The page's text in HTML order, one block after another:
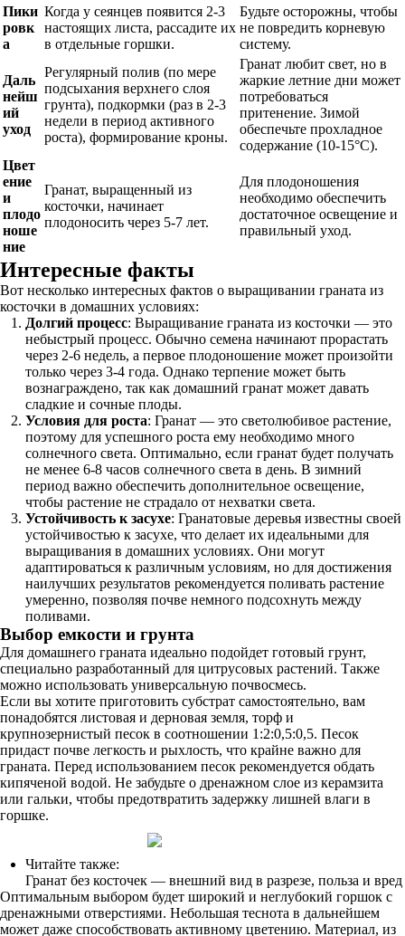
Пики
ровк
а
Когда у сеянцев появится 2-3
настоящих листа, рассадите их
в отдельные горшки.
Будьте осторожны, чтобы
не повредить корневую
систему.
Даль
нейш
ий
уход
Регулярный полив (по мере
подсыхания верхнего слоя
грунта), подкормки (раз в 2-3
недели в период активного
роста), формирование кроны.
Гранат любит свет, но в
жаркие летние дни может
потребоваться
притенение. Зимой
обеспечьте прохладное
содержание (10-15°C).
Цвет
ение
и
плодо
ноше
ние
Гранат, выращенный из
косточки, начинает
плодоносить через 5-7 лет.
Для плодоношения
необходимо обеспечить
достаточное освещение и
правильный уход.
Интересные факты
Вот несколько интересных фактов о выращивании граната из
косточки в домашних условиях:
Долгий процесс: Выращивание граната из косточки — это
небыстрый процесс. Обычно семена начинают прорастать
через 2-6 недель, а первое плодоношение может произойти
только через 3-4 года. Однако терпение может быть
вознаграждено, так как домашний гранат может давать
сладкие и сочные плоды.
Условия для роста: Гранат — это светолюбивое растение,
поэтому для успешного роста ему необходимо много
солнечного света. Оптимально, если гранат будет получать
не менее 6-8 часов солнечного света в день. В зимний
период важно обеспечить дополнительное освещение,
чтобы растение не страдало от нехватки света.
Устойчивость к засухе: Гранатовые деревья известны своей
устойчивостью к засухе, что делает их идеальными для
выращивания в домашних условиях. Они могут
адаптироваться к различным условиям, но для достижения
наилучших результатов рекомендуется поливать растение
умеренно, позволяя почве немного подсохнуть между
поливами.
Выбор емкости и грунта
Для домашнего граната идеально подойдет готовый грунт,
специально разработанный для цитрусовых растений. Также
можно использовать универсальную почвосмесь.
Если вы хотите приготовить субстрат самостоятельно, вам
понадобятся листовая и дерновая земля, торф и
крупнозернистый песок в соотношении 1:2:0,5:0,5. Песок
придаст почве легкость и рыхлость, что крайне важно для
граната. Перед использованием песок рекомендуется обдать
кипяченой водой. Не забудьте о дренажном слое из керамзита
или гальки, чтобы предотвратить задержку лишней влаги в
горшке.
Читайте также:
Гранат без косточек — внешний вид в разрезе, польза и вред
Оптимальным выбором будет широкий и неглубокий горшок с
дренажными отверстиями. Небольшая теснота в дальнейшем
может даже способствовать активному цветению. Материал, из